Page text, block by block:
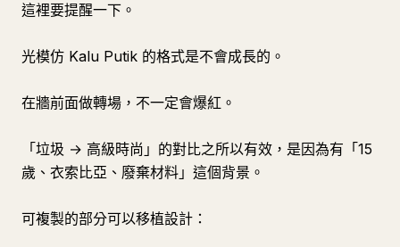
這裡要提醒一下。
光模仿 Kalu Putik 的格式是不會成長的。
在牆前面做轉場，不一定會爆紅。
「垃圾 → 高級時尚」的對比之所以有效，是因為有「15
歲、衣索比亞、廢棄材料」這個背景。
可複製的部分可以移植設計：